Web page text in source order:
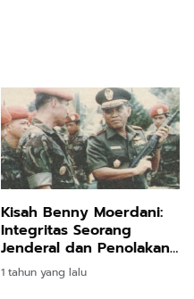
Kisah Benny Moerdani:
Integritas Seorang
Jenderal dan Penolakan
Hadiah dari Sultan
Brunei
1 tahun yang lalu